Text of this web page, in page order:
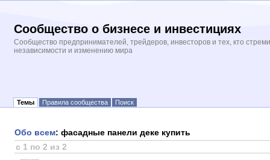
Сообщество о бизнесе и инвестициях
Сообщество предпринимателей, трейдеров, инвесторов и тех, кто
независимости и изменению мира
Темы Правила сообщества Поиск
Обо всем: фасадные панели деке купить
с 1 по 2 из 2